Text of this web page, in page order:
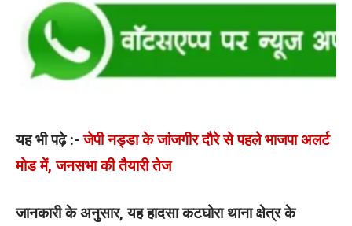
यह भी पढ़े :-जेपी नड्डा के जांजगीर दौरे से पहले भाजपा अलर्ट
मोड में, जनसभा की तैयारी तेज
जानकारी के अनुसार, यह हादसा कटघोरा थाना क्षेत्र के